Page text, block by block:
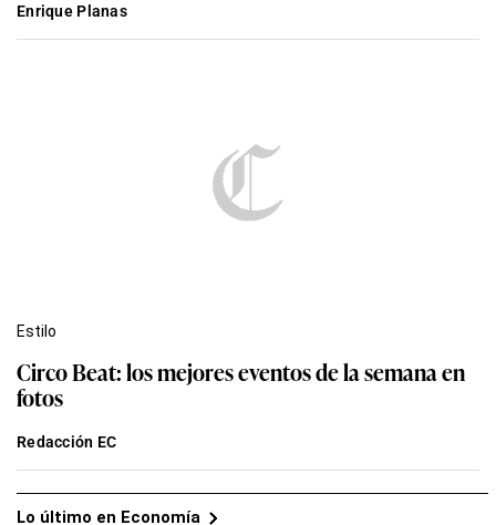
Enrique Planas
Estilo
Circo Beat: los mejores eventos de la semana en
fotos
Redacción EC
Lo último en Economía